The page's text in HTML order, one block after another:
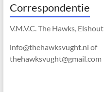
Correspondentie
V.M.V.C. The Hawks, Elshout
info@thehawksvught.nl of
thehawksvught@gmail.com